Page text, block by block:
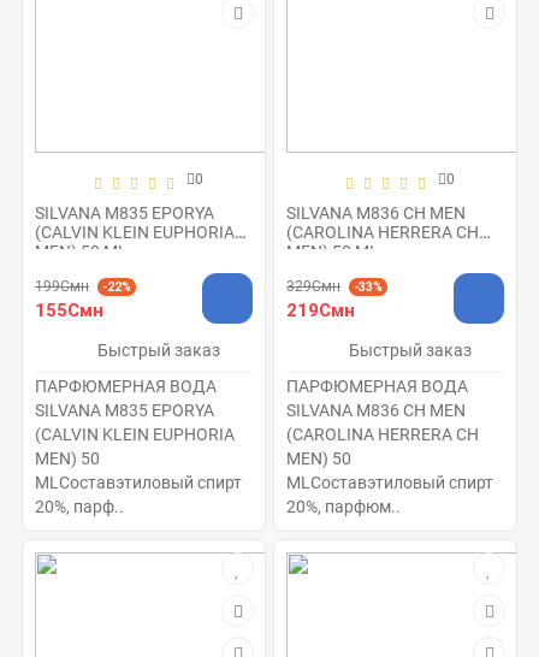
0
SILVANA M835 EPORYA
(CALVIN KLEIN EUPHORIA
MEN) 50 ML
199Смн -22%
155Смн
Быстрый заказ
ПАРФЮМЕРНАЯ ВОДА
SILVANA M835 EPORYA
(CALVIN KLEIN EUPHORIA
MEN) 50
MLСоставэтиловый спирт
20%, парф..
0
SILVANA M836 CH MEN
(CAROLINA HERRERA CH
MEN) 50 ML
329Смн -33%
219Смн
Быстрый заказ
ПАРФЮМЕРНАЯ ВОДА
SILVANA M836 CH MEN
(CAROLINA HERRERA CH
MEN) 50
MLСоставэтиловый спирт
20%, парфюм..